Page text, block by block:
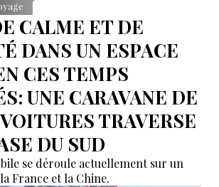
CALME ET DE
DANS UN ESPACE
CES TEMPS
UNE CARAVANE DE
TRAVERSE
DU SUD
se déroule actuellement sur un
France et la Chine.